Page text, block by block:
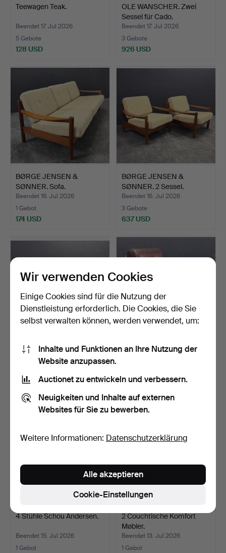
Teewagen Teak.
Beendet 17. Jul 2026
5 Gebote
128 USD
OLE WANSCHER. Zwei
Sessel für Cado.
Beendet 17. Jul 2026
3 Gebote
926 USD
BØRGE JENSEN &
SØNNER. Sofa.
Beendet 16. Jul 2026
1 Gebot
174 USD
BØRGE JENSEN &
SØNNER. 2 Sessel.
Beendet 16. Jul 2026
3 Gebote
637 USD
Esstisch ausziehbar.
Beendet 15. Jul 2026
5 Gebote
Sessel Teakholz.
1 Gebot
4 Stühle Schou Andersen.
Beendet 15. Jul 2026
1 Gebot
2 Couchtische Komfort
Møbler.
Beendet 13. Jul 2026
1 Gebot
Wir verwenden Cookies
Einige Cookies sind für die Nutzung der
Dienstleistung erforderlich. Die Cookies, die Sie
selbst verwalten können, werden verwendet, um:
Inhalte und Funktionen an Ihre Nutzung der
Website anzupassen.
Auctionet zu entwickeln und verbessern.
Neuigkeiten und Inhalte auf externen
Websites für Sie zu bewerben.
Weitere Informationen: Datenschutzerklärung
Cookie-Einstellungen
Alle akzeptieren